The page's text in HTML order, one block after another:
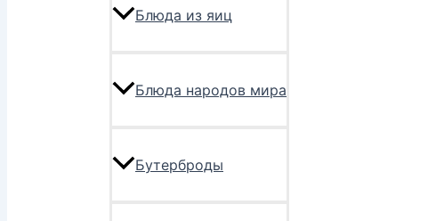
Блюда из яиц
Блюда народов мира
Бутерброды